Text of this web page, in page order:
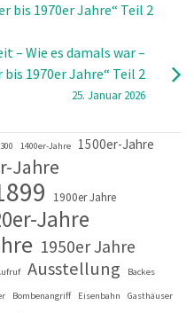
bis 1970er Jahre“ Teil 2
– Wie es damals war –
1970er Jahre“ Teil 2
25. Januar 2026
1400er-Jahre 1500er-Jahre
Jahre
1900er Jahre
Jahre
1950er Jahre
Ausstellung Backes
Bombenangriff Eisenbahn Gasthäuser